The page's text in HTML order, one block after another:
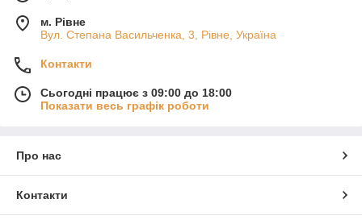
м. Рівне
Вул. Степана Васильченка, 3, Рівне, Україна
Контакти
Сьогодні працює з 09:00 до 18:00
Показати весь графік роботи
Про нас
Контакти